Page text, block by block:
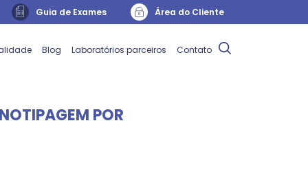
Guia de Exames Área do Cliente
Blog Laboratórios parceiros Contato
POR